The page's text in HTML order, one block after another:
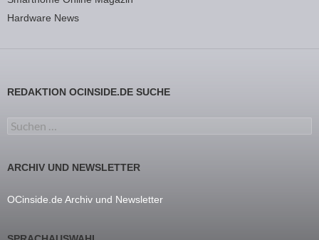
Hardware News
REDAKTION OCINSIDE.DE SUCHE
Suchen nach:
ARCHIV UND NEWSLETTER
OCinside.de Archiv und Newsletter